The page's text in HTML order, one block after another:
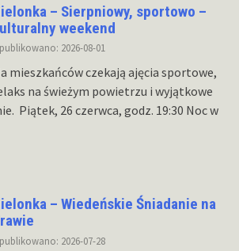
– Sierpniowy, sportowo –
weekend
2026-08-01
mieszkańców czekają ajęcia sportowe,
na świeżym powietrzu i wyjątkowe
Piątek, 26 czerwca, godz. 19:30 Noc w
– Wiedeńskie Śniadanie na
2026-07-28